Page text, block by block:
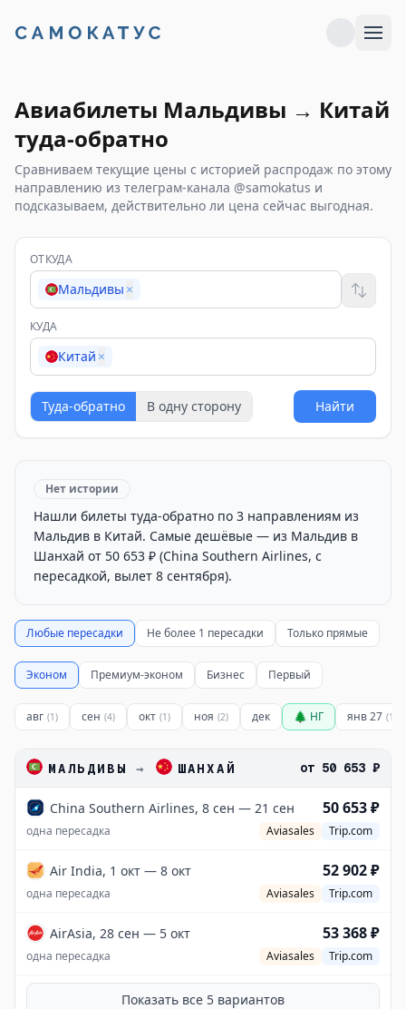
Авиабилеты Мальдивы → Китай
туда-обратно
Сравниваем текущие цены с историей распродаж по этому
направлению из телеграм-канала @samokatus и
подсказываем, действительно ли цена сейчас выгодная.
ОТКУДА
Мальдивы ×
КУДА
Китай ×
Туда-обратно В одну сторону Найти
Нет истории
Нашли билеты туда-обратно по 3 направлениям из
Мальдив в Китай. Самые дешёвые — из Мальдив в
Шанхай от 50 653 ₽ (China Southern Airlines, с
пересадкой, вылет 8 сентября).
Любые пересадки Не более 1 пересадки Только прямые
Эконом Премиум-эконом Бизнес Первый
авг (1) сен (4) окт (1) ноя (2) дек 🌲 НГ янв 27 (1
МАЛЬДИВЫ → ШАНХАЙ от 50 653 ₽
China Southern Airlines, 8 сен — 21 сен 50 653 ₽
одна пересадка Aviasales Trip.com
Air India, 1 окт — 8 окт 52 902 ₽
одна пересадка Aviasales Trip.com
AirAsia, 28 сен — 5 окт 53 368 ₽
одна пересадка Aviasales Trip.com
Показать все 5 вариантов